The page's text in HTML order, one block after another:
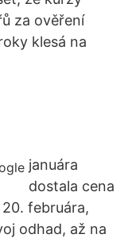
za ověření
klesá na
januára
dostala cena
februára,
odhad, až na